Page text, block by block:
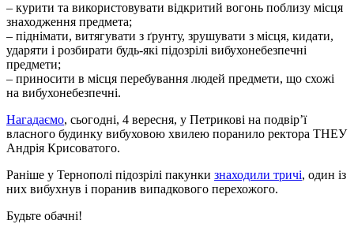
– курити та використовувати відкритий вогонь поблизу місця
знаходження предмета;
– піднімати, витягувати з ґрунту, зрушувати з місця, кидати,
ударяти і розбирати будь-які підозрілі вибухонебезпечні
предмети;
– приносити в місця перебування людей предмети, що схожі
на вибухонебезпечні.
Нагадаємо, сьогодні, 4 вересня, у Петрикові на подвір’ї
власного будинку вибуховою хвилею поранило ректора ТНЕУ
Андрія Крисоватого.
Раніше у Тернополі підозрілі пакунки знаходили тричі, один із
них вибухнув і поранив випадкового перехожого.
Будьте обачні!